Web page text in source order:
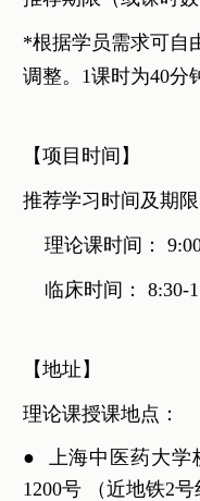
*根据学员需求可自
调整。1课时为40分
【项目时间】
推荐学习时间及期限
理论课时间：
临床时间： 8:30-
【地址】
理论课授课地点：
●
上海中医药大
1200号 （近地铁2号